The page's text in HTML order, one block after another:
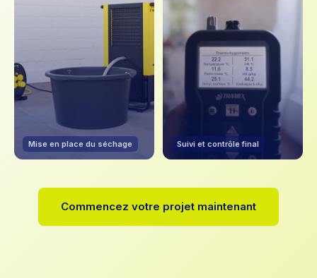
Mise en place du séchage Suivi et contrôle final
Commencez votre projet maintenant